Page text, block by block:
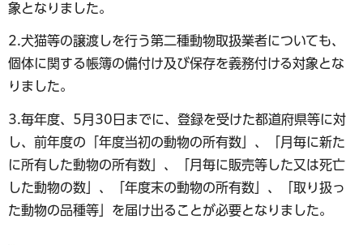
象となりました。
2.犬猫等の譲渡しを行う第二種動物取扱業者についても、
個体に関する帳簿の備付け及び保存を義務付ける対象とな
りました。
3.毎年度、5月30日までに、登録を受けた都道府県等に対
し、前年度の「年度当初の動物の所有数」、「月毎に新た
に所有した動物の所有数」、「月毎に販売等した又は死亡
した動物の数」、「年度末の動物の所有数」、「取り扱っ
た動物の品種等」を届け出ることが必要となりました。